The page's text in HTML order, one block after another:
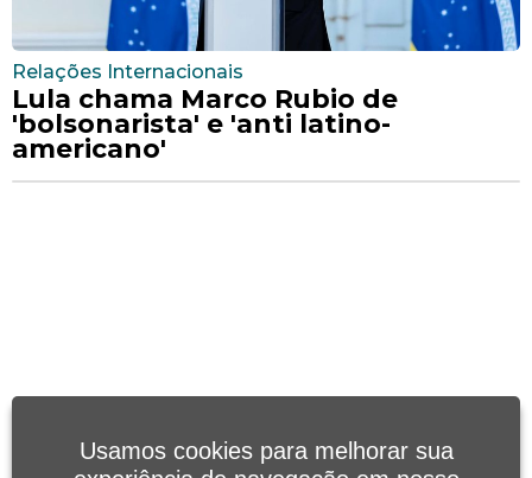
Relações Internacionais
Lula chama Marco Rubio de
'bolsonarista' e 'anti latino-
americano'
Usamos cookies para melhorar sua